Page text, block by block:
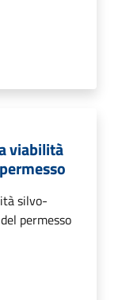
viabilità
silvo-
permesso